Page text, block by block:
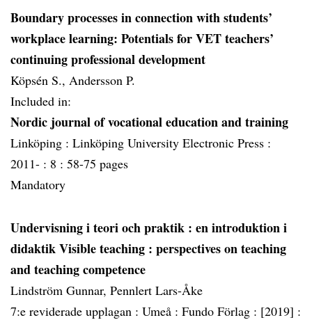
Boundary processes in connection with students’
workplace learning: Potentials for VET teachers’
continuing professional development
Köpsén S., Andersson P.
Included in:
Nordic journal of vocational education and training
Linköping : Linköping University Electronic Press :
2011- : 8 : 58-75 pages
Mandatory
Undervisning i teori och praktik : en introduktion i
didaktik Visible teaching : perspectives on teaching
and teaching competence
Lindström Gunnar, Pennlert Lars-Åke
7:e reviderade upplagan : Umeå : Fundo Förlag : [2019] :